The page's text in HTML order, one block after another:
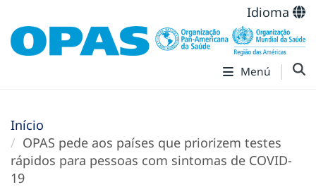
Idioma
Menú
Início
OPAS pede aos países que priorizem testes
rápidos para pessoas com sintomas de COVID-
19